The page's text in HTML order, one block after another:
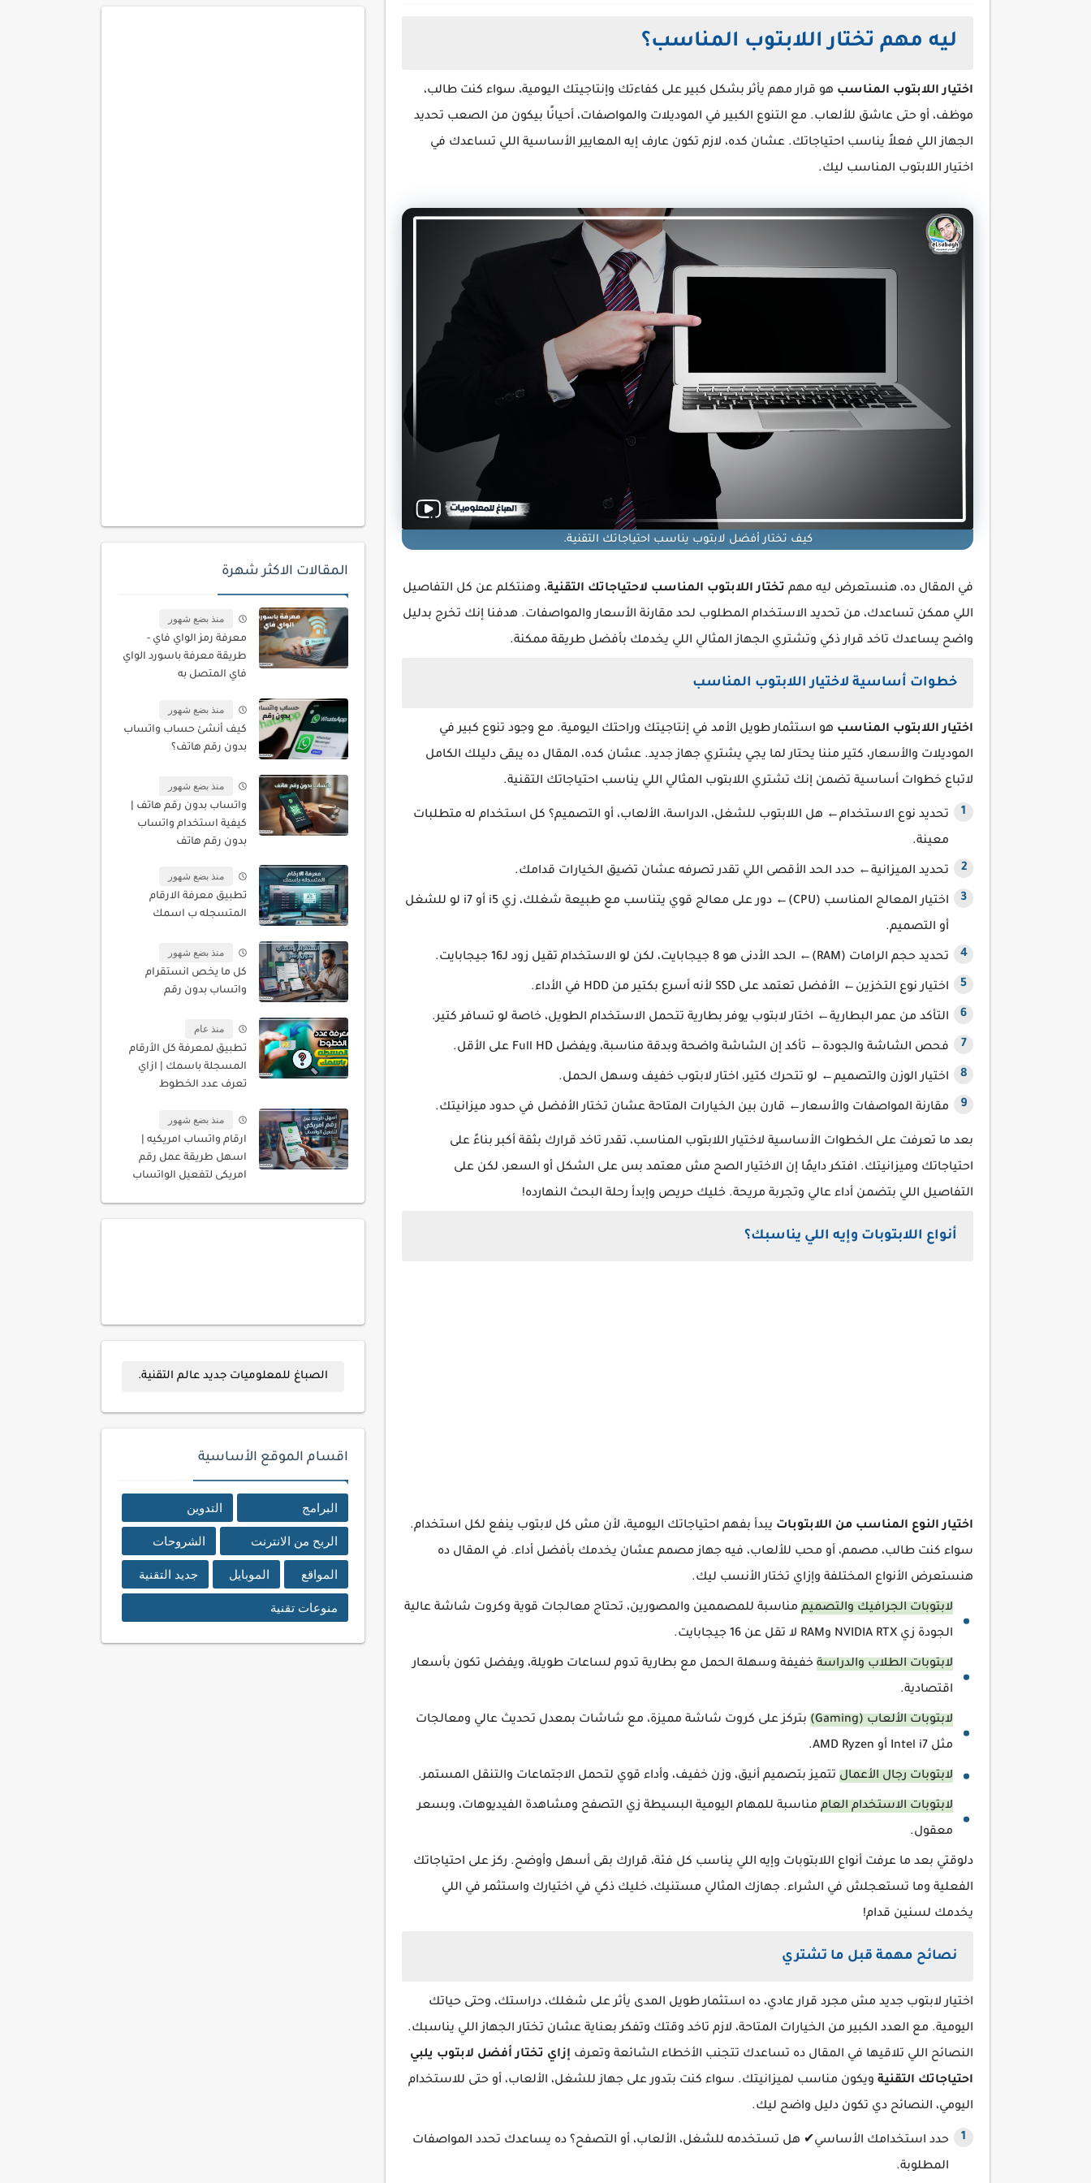
ليه مهم تختار اللابتوب المناسب؟
اختيار اللابتوب المناسب هو قرار مهم يأثر بشكل كبير على كفاءتك وإنتاجيتك اليومية، سواء كنت طالب،
موظف، أو حتى عاشق للألعاب. مع التنوع الكبير في الموديلات والمواصفات، أحيانًا بيكون من الصعب تحديد
الجهاز اللي فعلاً يناسب احتياجاتك. عشان كده، لازم تكون عارف إيه المعايير الأساسية اللي تساعدك في
اختيار اللابتوب المناسب ليك.
كيف تختار أفضل لابتوب يناسب احتياجاتك التقنية.
في المقال ده، هنستعرض ليه مهم تختار اللابتوب المناسب لاحتياجاتك التقنية، وهنتكلم عن كل التفاصيل
اللي ممكن تساعدك، من تحديد الاستخدام المطلوب لحد مقارنة الأسعار والمواصفات. هدفنا إنك تخرج بدليل
واضح يساعدك تاخد قرار ذكي وتشتري الجهاز المثالي اللي يخدمك بأفضل طريقة ممكنة.
خطوات أساسية لاختيار اللابتوب المناسب
اختيار اللابتوب المناسب هو استثمار طويل الأمد في إنتاجيتك وراحتك اليومية. مع وجود تنوع كبير في
الموديلات والأسعار، كتير مننا يحتار لما يجي يشتري جهاز جديد. عشان كده، المقال ده يبقى دليلك الكامل
لاتباع خطوات أساسية تضمن إنك تشتري اللابتوب المثالي اللي يناسب احتياجاتك التقنية.
تحديد نوع الاستخدام← هل اللابتوب للشغل، الدراسة، الألعاب، أو التصميم؟ كل استخدام له متطلبات
معينة.
تحديد الميزانية← حدد الحد الأقصى اللي تقدر تصرفه عشان تضيق الخيارات قدامك.
اختيار المعالج المناسب (CPU)← دور على معالج قوي يتناسب مع طبيعة شغلك، زي i5 أو i7 لو للشغل
أو التصميم.
تحديد حجم الرامات (RAM)← الحد الأدنى هو 8 جيجابايت، لكن لو الاستخدام تقيل زود لـ16 جيجابايت.
اختيار نوع التخزين← الأفضل تعتمد على SSD لأنه أسرع بكتير من HDD في الأداء.
التأكد من عمر البطارية← اختار لابتوب يوفر بطارية تتحمل الاستخدام الطويل، خاصة لو تسافر كتير.
فحص الشاشة والجودة← تأكد إن الشاشة واضحة وبدقة مناسبة، ويفضل Full HD على الأقل.
اختيار الوزن والتصميم← لو تتحرك كتير، اختار لابتوب خفيف وسهل الحمل.
مقارنة المواصفات والأسعار← قارن بين الخيارات المتاحة عشان تختار الأفضل في حدود ميزانيتك.
بعد ما تعرفت على الخطوات الأساسية لاختيار اللابتوب المناسب، تقدر تاخد قرارك بثقة أكبر بناءً على
احتياجاتك وميزانيتك. افتكر دايمًا إن الاختيار الصح مش معتمد بس على الشكل أو السعر، لكن على
التفاصيل اللي بتضمن أداء عالي وتجربة مريحة. خليك حريص وإبدأ رحلة البحث النهارده!
أنواع اللابتوبات وإيه اللي يناسبك؟
اختيار النوع المناسب من اللابتوبات يبدأ بفهم احتياجاتك اليومية، لأن مش كل لابتوب ينفع لكل استخدام.
سواء كنت طالب، مصمم، أو محب للألعاب، فيه جهاز مصمم عشان يخدمك بأفضل أداء. في المقال ده
هنستعرض الأنواع المختلفة وإزاي تختار الأنسب ليك.
لابتوبات الجرافيك والتصميم مناسبة للمصممين والمصورين، تحتاج معالجات قوية وكروت شاشة عالية
الجودة زي NVIDIA RTX وRAM لا تقل عن 16 جيجابايت.
لابتوبات الطلاب والدراسة خفيفة وسهلة الحمل مع بطارية تدوم لساعات طويلة، ويفضل تكون بأسعار
اقتصادية.
لابتوبات الألعاب (Gaming)
بتركز على كروت شاشة مميزة، مع شاشات بمعدل تحديث عالي ومعالجات
مثل Intel i7 أو AMD Ryzen.
لابتوبات رجال الأعمال تتميز بتصميم أنيق، وزن خفيف، وأداء قوي لتحمل الاجتماعات والتنقل المستمر.
لابتوبات الاستخدام العام مناسبة للمهام اليومية البسيطة زي التصفح ومشاهدة الفيديوهات، وبسعر
معقول.
دلوقتي بعد ما عرفت أنواع اللابتوبات وإيه اللي يناسب كل فئة، قرارك بقى أسهل وأوضح. ركز على احتياجاتك
الفعلية وما تستعجلش في الشراء. جهازك المثالي مستنيك، خليك ذكي في اختيارك واستثمر في اللي
يخدمك لسنين قدام!
نصائح مهمة قبل ما تشتري
اختيار لابتوب جديد مش مجرد قرار عادي، ده استثمار طويل المدى يأثر على شغلك، دراستك، وحتى حياتك
اليومية. مع العدد الكبير من الخيارات المتاحة، لازم تاخد وقتك وتفكر بعناية عشان تختار الجهاز اللي يناسبك.
النصائح اللي تلاقيها في المقال ده تساعدك تتجنب الأخطاء الشائعة وتعرف إزاي تختار أفضل لابتوب يلبي
احتياجاتك التقنية ويكون مناسب لميزانيتك. سواء كنت بتدور على جهاز للشغل، الألعاب، أو حتى للاستخدام
اليومي، النصائح دي تكون دليل واضح ليك.
حدد استخدامك الأساسي✔ هل تستخدمه للشغل، الألعاب، أو التصفح؟ ده يساعدك تحدد المواصفات
المطلوبة.
المقالات الاكثر شهرة
منذ بضع شهور
معرفة رمز الواي فاي -
طريقة معرفة باسورد الواي
فاي المتصل به
منذ بضع شهور
كيف أنشئ حساب واتساب
بدون رقم هاتف؟
منذ بضع شهور
واتساب بدون رقم هاتف |
كيفية استخدام واتساب
بدون رقم هاتف
منذ بضع شهور
تطبيق معرفة الارقام
المتسجله ب اسمك
منذ بضع شهور
كل ما يخص انستقرام
واتساب بدون رقم
منذ عام
تطبيق لمعرفة كل الأرقام
المسجلة باسمك | ازاي
تعرف عدد الخطوط
منذ بضع شهور
ارقام واتساب امريكيه |
اسهل طريقة عمل رقم
امريكى لتفعيل الواتساب
الصباغ للمعلوميات جديد عالم التقنية.
اقسام الموقع الأساسية
البرامج التدوين
الربح من الانترنت الشروحات
المواقع الموبايل جديد التقنية
منوعات تقنية